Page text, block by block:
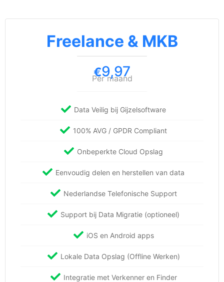
Freelance & MKB
€9,97
Per maand
Data Veilig bij Gijzelsoftware
100% AVG / GPDR Compliant
Onbeperkte Cloud Opslag
Eenvoudig delen en herstellen van data
Nederlandse Telefonische Support
Support bij Data Migratie (optioneel)
iOS en Android apps
Lokale Data Opslag (Offline Werken)
Integratie met Verkenner en Finder